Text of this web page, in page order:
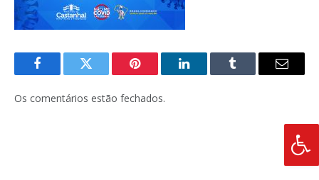
FacebookTwitter Pinterest O
Tumblr
E-
Os comentários estão fechados.